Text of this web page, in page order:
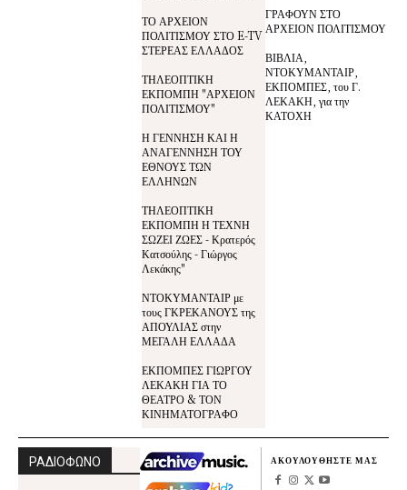
ΤΟ ΑΡΧΕΙΟΝ
ΠΟΛΙΤΙΣΜΟΥ ΣΤΟ E-TV
ΣΤΕΡΕΑΣ ΕΛΛΑΔΟΣ
ΤΗΛΕΟΠΤΙΚΗ
ΕΚΠΟΜΠΗ "ΑΡΧΕΙΟΝ
ΠΟΛΙΤΙΣΜΟΥ"
Η ΓΕΝΝΗΣΗ ΚΑΙ Η
ΑΝΑΓΕΝΝΗΣΗ ΤΟΥ
ΕΘΝΟΥΣ ΤΩΝ
ΕΛΛΗΝΩΝ
ΤΗΛΕΟΠΤΙΚΗ
ΕΚΠΟΜΠΗ Η ΤΕΧΝΗ
ΣΩΖΕΙ ΖΩΕΣ - Κρατερός
Κατσούλης - Γιώργος
Λεκάκης"
ΝΤΟΚΥΜΑΝΤΑΙΡ με
τους ΓΚΡΕΚΑΝΟΥΣ της
ΑΠΟΥΛΙΑΣ στην
ΜΕΓΑΛΗ ΕΛΛΑΔΑ
ΕΚΠΟΜΠΕΣ ΓΙΩΡΓΟΥ
ΛΕΚΑΚΗ ΓΙΑ ΤΟ
ΘΕΑΤΡΟ & ΤΟΝ
ΚΙΝΗΜΑΤΟΓΡΑΦΟ
ΓΡΑΦΟΥΝ ΣΤΟ
ΑΡΧΕΙΟΝ ΠΟΛΙΤΙΣΜΟΥ
ΒΙΒΛΙΑ,
ΝΤΟΚΥΜΑΝΤΑΙΡ,
ΕΚΠΟΜΠΕΣ, του Γ.
ΛΕΚΑΚΗ, για την
ΚΑΤΟΧΗ
ΡΑΔΙΟΦΩΝΟ ΑΚΟΥΛΟΥΘΗΣΤΕ ΜΑΣ